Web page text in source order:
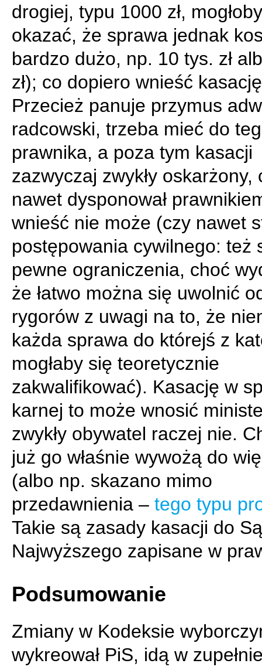
drogiej, typu 1000 zł,
okazać, że sprawa jednak
bardzo dużo, np. 10 tys. zł
zł); co dopiero wnieść
Przecież panuje przymus
radcowski, trzeba mieć do
prawnika, a poza tym kasacji
zazwyczaj zwykły oskarżony,
nawet dysponował
wnieść nie może (czy nawet
postępowania cywilnego: też
pewne ograniczenia, choć
że łatwo można się uwolnić
rygorów z uwagi na to, że
każda sprawa do którejś z
mogłaby się teoretycznie
zakwalifikować). Kasację w
karnej to może wnosić
zwykły obywatel raczej nie.
już go właśnie wywożą do
(albo np. skazano mimo
przedawnienia – tego typu
Takie są zasady kasacji do
Najwyższego zapisane w
Podsumowanie
Zmiany w Kodeksie
wykreował PiS, idą w